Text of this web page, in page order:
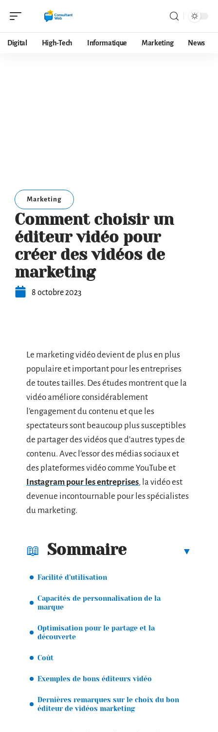
Digital High-Tech Informatique Marketing News
Marketing
Comment choisir un
éditeur vidéo pour
créer des vidéos de
marketing
8 octobre 2023
Le marketing vidéo devient de plus en plus
populaire et important pour les entreprises
de toutes tailles. Des études montrent que la
vidéo améliore considérablement
l’engagement du contenu et que les
spectateurs sont beaucoup plus susceptibles
de partager des vidéos que d’autres types de
contenu. Avec l’essor des médias sociaux et
des plateformes vidéo comme YouTube et
Instagram pour les entreprises, la vidéo est
devenue incontournable pour les spécialistes
du marketing.
Sommaire
Facilité d’utilisation
Capacités de personnalisation de la
marque
Optimisation pour le partage et la
découverte
Coût
Exemples de bons éditeurs vidéo
Dernières remarques sur le choix du bon
éditeur de vidéos marketing